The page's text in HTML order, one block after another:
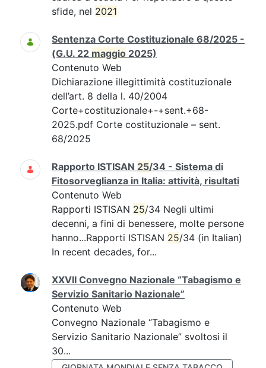
sfide, nel 2021
Sentenza Corte Costituzionale 68/2025 -
(G.U. 22 maggio 2025)
Contenuto Web
Dichiarazione illegittimità costituzionale
dell’art. 8 della l. 40/2004
Corte+costituzionale+-+sent.+68-
2025.pdf Corte costituzionale – sent.
68/2025
Rapporto ISTISAN 25/34 - Sistema di
Fitosorveglianza in Italia: attività, risultati
Contenuto Web
Rapporti ISTISAN 25/34 Negli ultimi
decenni, a fini di benessere, molte persone
hanno...Rapporti ISTISAN 25/34 (in Italian)
In recent decades, for...
XXVII Convegno Nazionale “Tabagismo e
Servizio Sanitario Nazionale”
Contenuto Web
Convegno Nazionale “Tabagismo e
Servizio Sanitario Nazionale” svoltosi il
30...